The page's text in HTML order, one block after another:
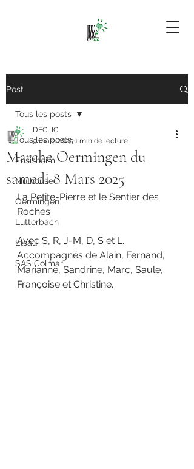
Post
Tous les posts
Ensisheim
Mulhouse
Oermingen
Lutterbach
Elsau
SAS Colmar
Tous les posts
Marche Oermingen du
samedi 8 Mars 2025
DÉCLIC
9 mars 2025 1 min de lecture
La Petite-Pierre et le Sentier des
Roches
Avec S, R, J-M, D, S et L.
Accompagnés de Alain, Fernand,
Marianne, Sandrine, Marc, Saule,
Françoise et Christine.